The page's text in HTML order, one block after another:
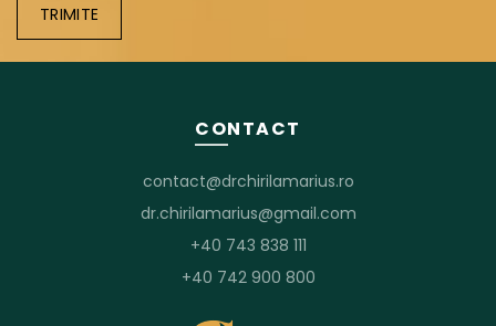
CONTACT
contact@drchirilamarius.ro
dr.chirilamarius@gmail.com
+40 743 838 111
+40 742 900 800